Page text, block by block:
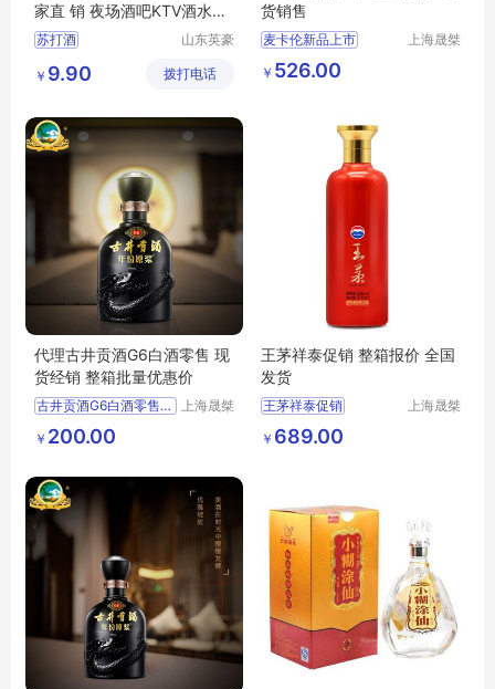
家直 销 夜场酒吧KTV酒水价
格优惠
苏打酒
山东英豪
公司
￥ 9.90 拨打电话
货销售
麦卡伦新品上市
蓝天报价
现货销售
供应 食品生鲜
上海晟桀
￥ 526.00
代理古井贡酒G6白酒零售 现
货经销 整箱批量优惠价
古井贡酒G6白酒零售价格优惠上海经销商
供应
食品生鲜
白酒
上海晟桀
￥ 200.00
王茅祥泰促销 整箱报价 全国
发货
王茅祥泰促销
整箱报价
全国发货
供应 食品生鲜
上海晟桀
￥ 689.00